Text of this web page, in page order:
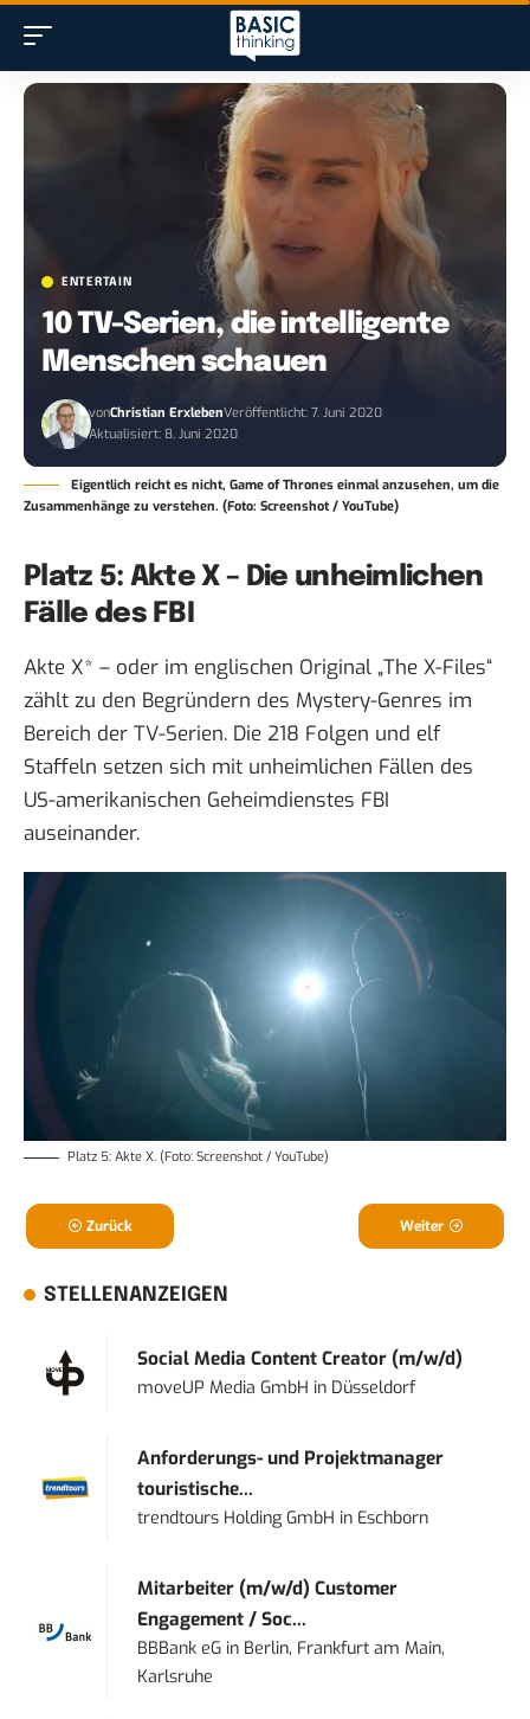
ENTERTAIN
10 TV-Serien, die intelligente
Menschen schauen
vonChristian ErxlebenVeröffentlicht: 7. Juni 2020
Aktualisiert: 8. Juni 2020
Eigentlich reicht es nicht, Game of Thrones einmal anzusehen, um die
Zusammenhänge zu verstehen. (Foto: Screenshot / YouTube)
Platz 5: Akte X – Die unheimlichen
Fälle des FBI
Akte X* – oder im englischen Original „The X-Files“
zählt zu den Begründern des Mystery-Genres im
Bereich der TV-Serien. Die 218 Folgen und elf
Staffeln setzen sich mit unheimlichen Fällen des
US-amerikanischen Geheimdienstes FBI
auseinander.
Platz 5: Akte X. (Foto: Screenshot / YouTube)
Zurück Weiter
STELLENANZEIGEN
Social Media Content Creator (m/w/d)
moveUP Media GmbH in Düsseldorf
Anforderungs- und Projektmanager
touristische...
trendtours Holding GmbH in Eschborn
Mitarbeiter (m/w/d) Customer
Engagement / Soc...
BBBank eG in Berlin, Frankfurt am Main,
Karlsruhe